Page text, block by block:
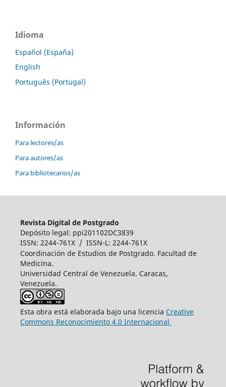
Idioma
Español (España)
English
Português (Portugal)
Información
Para lectores/as
Para autores/as
Para bibliotecarios/as
Revista Digital de Postgrado
Depósito legal: ppi201102DC3839
ISSN: 2244-761X / ISSN-L: 2244-761X
Coordinación de Estudios de Postgrado. Facultad de
Medicina.
Universidad Central de Venezuela. Caracas,
Venezuela.
Esta obra está elaborada bajo una licencia Creative
Commons Reconocimiento 4.0 Internacional